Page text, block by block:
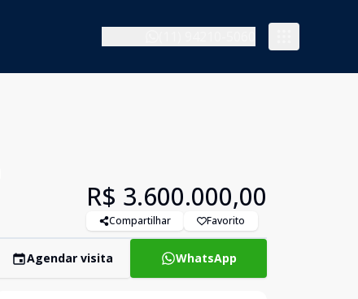
R$ 3.600.000,00
Compartilhar Favorito
Agendar visita WhatsApp